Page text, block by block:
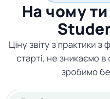
На чому
Ціну звіту з практики
старті, не зникаємо
зробимо